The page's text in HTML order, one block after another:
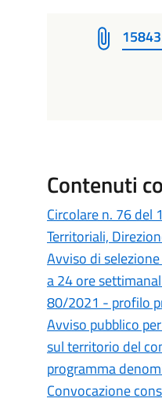
Contenuti
Circolare n. 76
Territoriali,
Avviso di
a 24 ore
80/2021 - profilo
Avviso pubblico
sul territorio del
programma
Convocazione